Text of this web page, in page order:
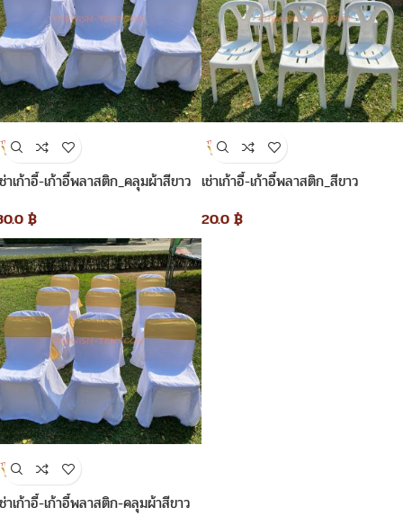
าเก้าอี้-เก้าอี้พลาสติก_คลุมผ้าสีขาว
฿
เช่าเก้าอี้-เก้าอี้พลาสติก_สีขาว
20.0 ฿
าเก้าอี้-เก้าอี้พลาสติก-คลุมผ้าสีขาว